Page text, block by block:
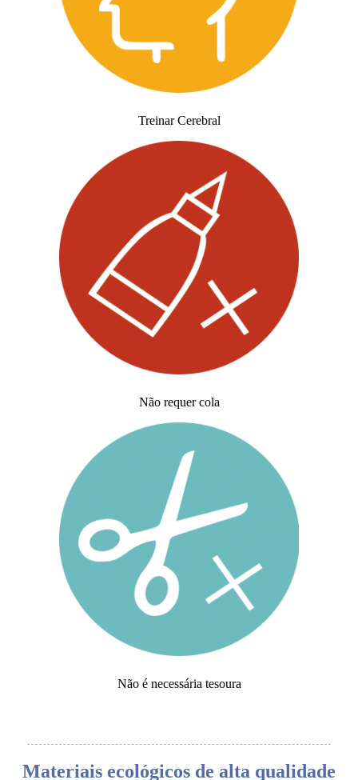
Treinar Cerebral
Não requer cola
Não é necessária tesoura
Materiais ecológicos de alta qualidade